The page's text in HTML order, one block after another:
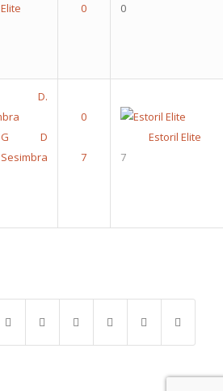
Elite
0
G D
Sesimbra
Estoril Elite
7